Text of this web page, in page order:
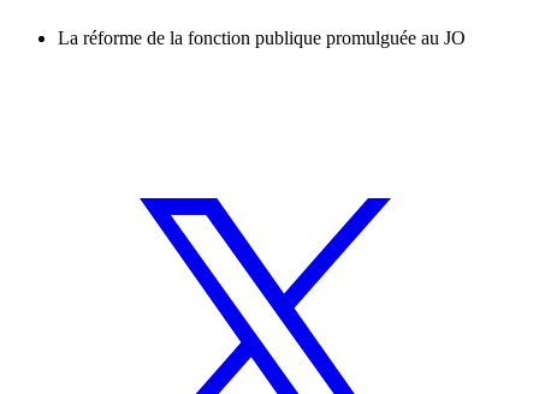
La réforme de la fonction publique promulguée au JO